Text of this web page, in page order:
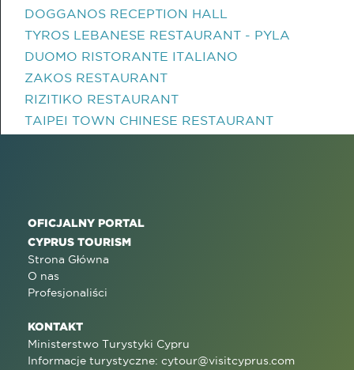
DOGGANOS RECEPTION HALL
TYROS LEBANESE RESTAURANT - PYLA
DUOMO RISTORANTE ITALIANO
ZAKOS RESTAURANT
RIZITIKO RESTAURANT
TAIPEI TOWN CHINESE RESTAURANT
OFICJALNY PORTAL
CYPRUS TOURISM
Strona Główna
O nas
Profesjonaliści
KONTAKT
Ministerstwo Turystyki Cypru
Informacje turystyczne: cytour@visitcyprus.com